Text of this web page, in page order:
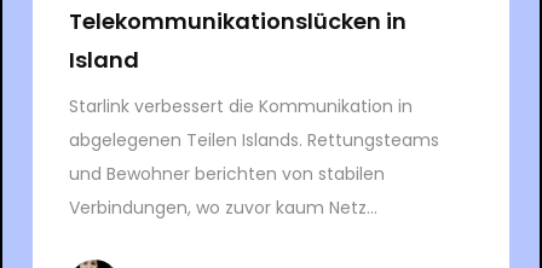
Telekommunikationslücken in
Island
Starlink verbessert die Kommunikation in
abgelegenen Teilen Islands. Rettungsteams
und Bewohner berichten von stabilen
Verbindungen, wo zuvor kaum Netz...